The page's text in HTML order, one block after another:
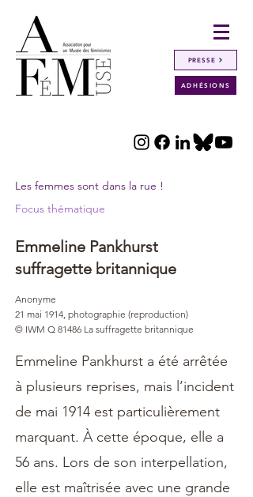
PRESSE
ADHÉSIONS
Les femmes sont dans la rue !
Focus thématique
Emmeline Pankhurst
suffragette britannique
Anonyme
21 mai 1914, photographie (reproduction)
© IWM Q 81486 La suffragette britannique
Emmeline Pankhurst a été arrêtée
à plusieurs reprises, mais l’incident
de mai 1914 est particulièrement
marquant. À cette époque, elle a
56 ans. Lors de son interpellation,
elle est maîtrisée avec une grande